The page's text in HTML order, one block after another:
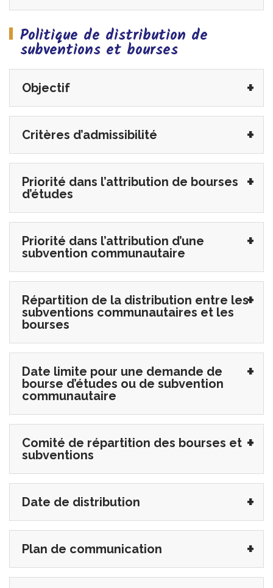
Politique de distribution de
subventions et bourses
Objectif
Critères d’admissibilité
Priorité dans l’attribution de bourses
d’études
Priorité dans l’attribution d’une
subvention communautaire
Répartition de la distribution entre les
subventions communautaires et les
bourses
Date limite pour une demande de
bourse d’études ou de subvention
communautaire
Comité de répartition des bourses et
subventions
Date de distribution
Plan de communication